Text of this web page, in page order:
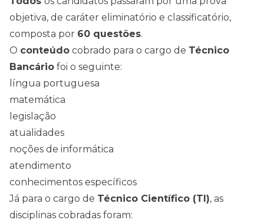
objetiva, de caráter eliminatório e classificatório,
composta por 60 questões.
O conteúdo cobrado para o cargo de Técnico
Bancário foi o seguinte:
língua portuguesa
matemática
legislação
atualidades
noções de informática
atendimento
conhecimentos específicos
Já para o cargo de Técnico Científico (TI), as
disciplinas cobradas foram: